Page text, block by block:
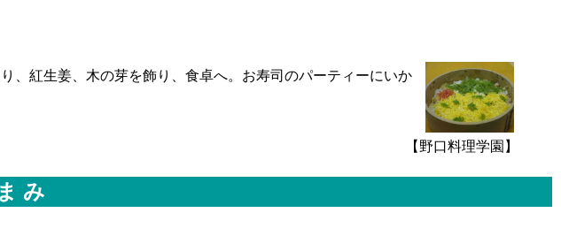
、紅生姜、木の芽を飾り、食卓へ。お寿司のパーティーにいか
【野口料理学園】
み